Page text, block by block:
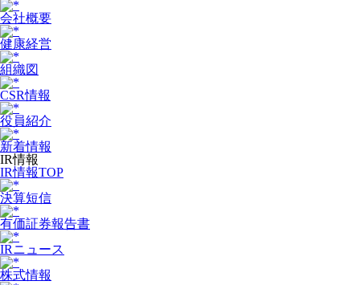
会社概要
健康経営
組織図
CSR情報
役員紹介
新着情報
IR情報
IR情報TOP
決算短信
有価証券報告書
IRニュース
株式情報